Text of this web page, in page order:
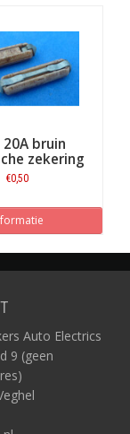
20A bruin
zekering
€0,50
Auto Electrics
9 (geen